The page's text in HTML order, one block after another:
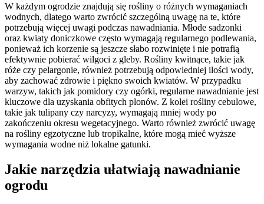
W każdym ogrodzie znajdują się rośliny o różnych wymaganiach
wodnych, dlatego warto zwrócić szczególną uwagę na te, które
potrzebują więcej uwagi podczas nawadniania. Młode sadzonki
oraz kwiaty doniczkowe często wymagają regularnego podlewania,
ponieważ ich korzenie są jeszcze słabo rozwinięte i nie potrafią
efektywnie pobierać wilgoci z gleby. Rośliny kwitnące, takie jak
róże czy pelargonie, również potrzebują odpowiedniej ilości wody,
aby zachować zdrowie i piękno swoich kwiatów. W przypadku
warzyw, takich jak pomidory czy ogórki, regularne nawadnianie jest
kluczowe dla uzyskania obfitych plonów. Z kolei rośliny cebulowe,
takie jak tulipany czy narcyzy, wymagają mniej wody po
zakończeniu okresu wegetacyjnego. Warto również zwrócić uwagę
na rośliny egzotyczne lub tropikalne, które mogą mieć wyższe
wymagania wodne niż lokalne gatunki.
Jakie narzędzia ułatwiają nawadnianie
ogrodu